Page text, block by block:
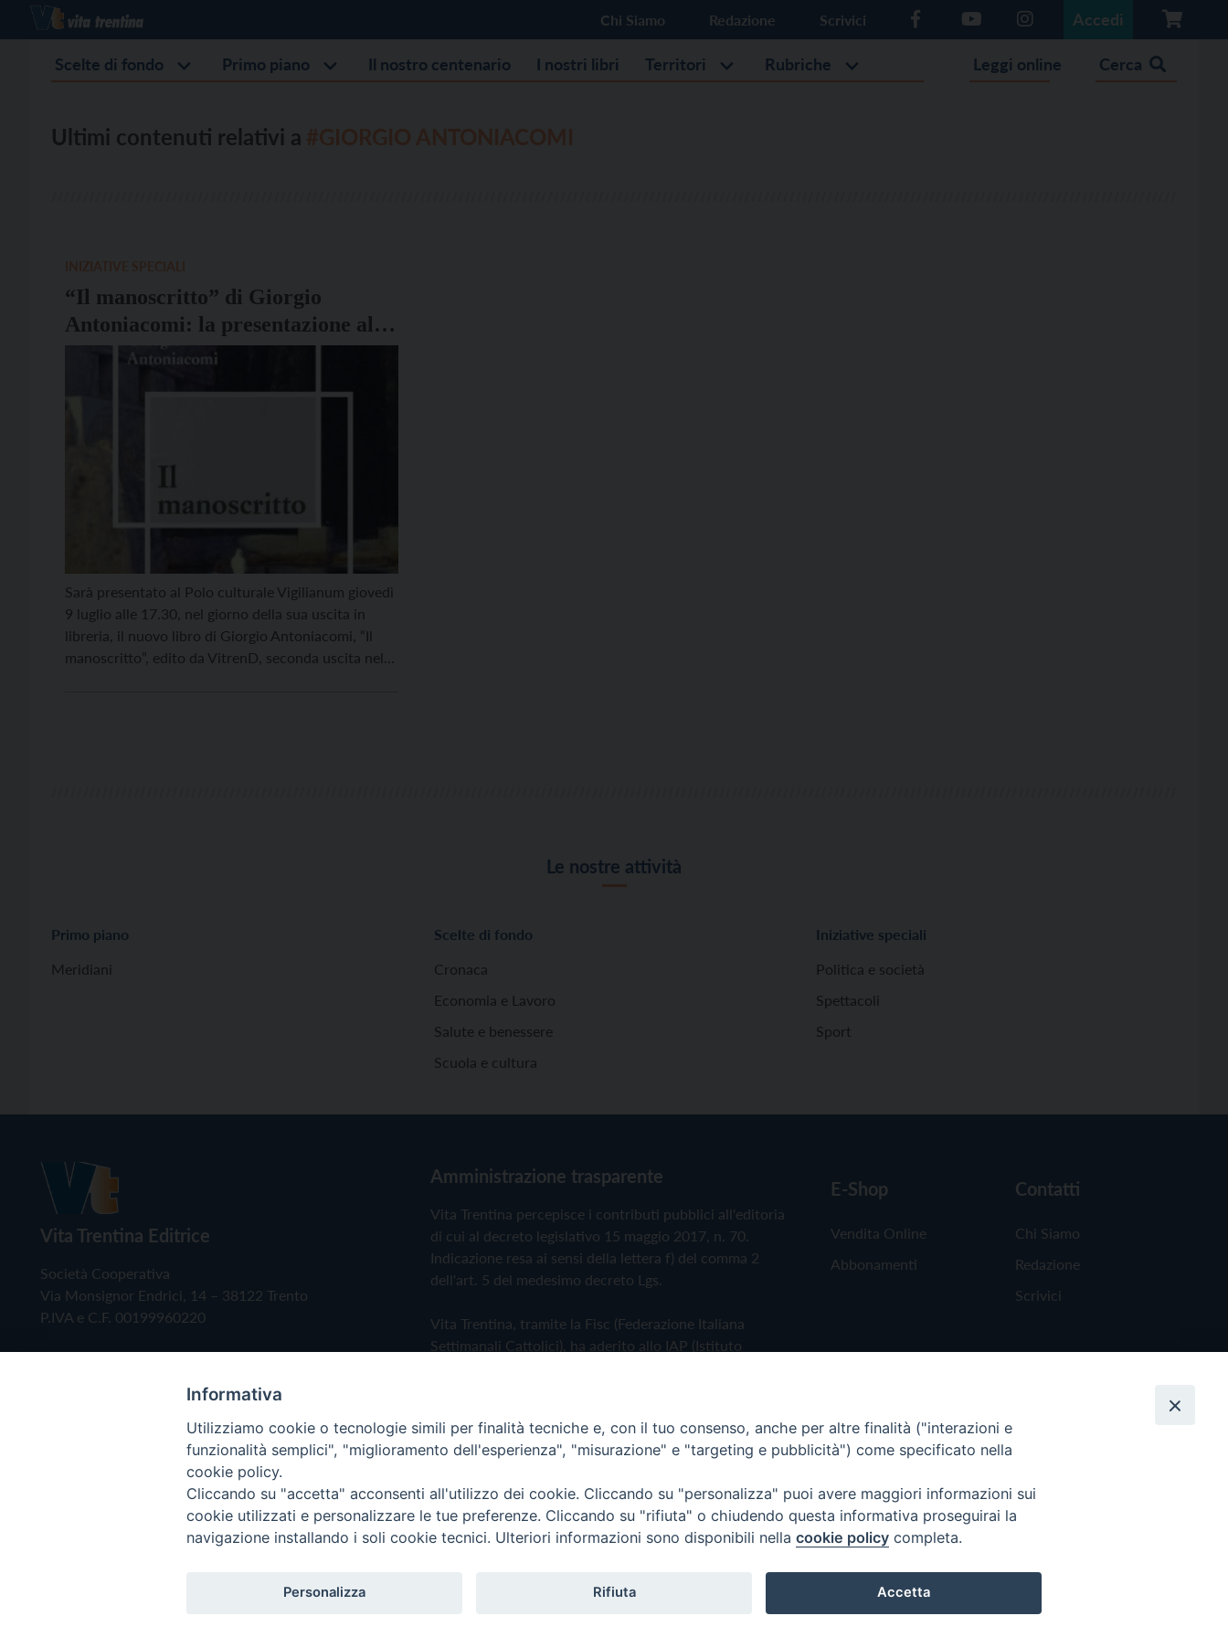
Chi Siamo Redazione Scrivici Accedi
Scelte di fondo Primo piano Il nostro centenario I nostri libri Territori Rubriche Leggi online Cerca
Ultimi contenuti relativi a
“Il manoscritto” di Giorgio
Antoniacomi: la presentazione al
Vigilianum il 9 luglio
Sarà presentato al Polo culturale Vigilianum giovedì
9 luglio alle 17.30, nel giorno della sua uscita in
libreria, il nuovo libro di Giorgio Antoniacomi, “Il
manoscritto”, edito da VitrenD, seconda uscita nella
Le nostre attività
Primo piano
Meridiani
Scelte di fondo
Cronaca
Economia e Lavoro
Salute e benessere
Scuola e cultura
Iniziative speciali
Politica e società
Spettacoli
Sport
Vita Trentina Editrice
Società Cooperativa
Via Monsignor Endrici, 14 – 38122 Trento
P.IVA e C.F. 00199960220
Amministrazione trasparente
Vita Trentina percepisce i contributi pubblici all'editoria
di cui al decreto legislativo 15 maggio 2017, n. 70.
Indicazione resa ai sensi della lettera f) del comma 2
dell'art. 5 del medesimo decreto Lgs.
Vita Trentina, tramite la Fisc (Federazione Italiana
Settimanali Cattolici), ha aderito allo IAP (Istituto
Privacy Policy Cookie Policy
E-Shop
Vendita Online
Abbonamenti
Contatti
Chi Siamo
Redazione
Scrivici
Copyright © 2019 - Tutti i diritti riservati - Vita Trentina Editrice
Informativa
Utilizziamo cookie o tecnologie simili per finalità tecniche e, con il tuo consenso, anche per altre finalità ("interazioni e
funzionalità semplici", "miglioramento dell'esperienza", "misurazione" e "targeting e pubblicità") come specificato nella
cookie policy.
Cliccando su "accetta" acconsenti all'utilizzo dei cookie. Cliccando su "personalizza" puoi avere maggiori informazioni sui
cookie utilizzati e personalizzare le tue preferenze. Cliccando su "rifiuta" o chiudendo questa informativa proseguirai la
navigazione installando i soli cookie tecnici. Ulteriori informazioni sono disponibili nella cookie policy completa.
Personalizza Rifiuta Accetta